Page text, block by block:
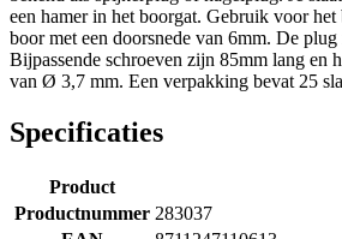
een hamer in het boorgat. Gebruik voor het
boor met een doorsnede van 6mm. De
Bijpassende schroeven zijn 85mm lang en
van Ø 3,7 mm. Een verpakking bevat 25
Specificaties
Product
Productnummer 283037